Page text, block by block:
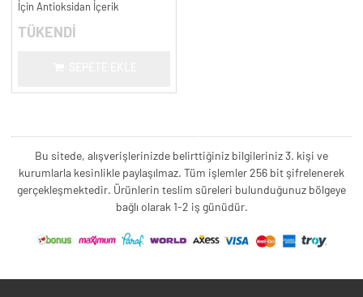
İçin Antioksidan İçerik
TÜKENDİ
Bu sitede, alışverişlerinizde belirttiğiniz bilgileriniz 3. kişi ve
kurumlarla kesinlikle paylaşılmaz. Tüm işlemler 256 bit şifrelenerek
gerçekleşmektedir. Ürünlerin teslim süreleri bulunduğunuz bölgeye
bağlı olarak 1-2 iş günüdür.